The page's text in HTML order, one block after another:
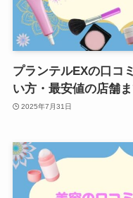
プランテルEXの口コ
い方・最安値の店舗
2025年7月31日